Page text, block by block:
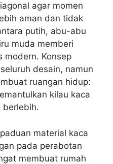
agar momen
aman dan tidak
putih, abu-abu
muda memberi
modern. Konsep
desain, namun
ruangan hidup:
kilau kaca
berlebih.
material kaca
pada perabotan
membuat rumah